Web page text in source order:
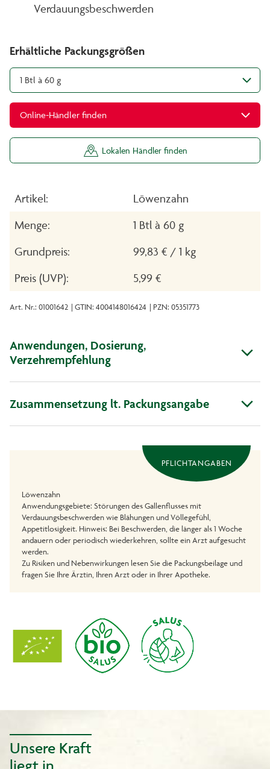
Verdauungsbeschwerden
Erhältliche Packungsgrößen
1 Btl à 60 g
Online-Händler finden
Lokalen Händler finden
Artikel:
Löwenzahn
Menge:
1 Btl à 60 g
Grundpreis:
99,83 € / 1 kg
Preis (UVP):
5,99 €
Art. Nr.: 01001642 | GTIN: 4004148016424 | PZN: 05351773
Anwendungen, Dosierung,
Verzehrempfehlung
Zusammensetzung lt. Packungsangabe
PFLICHTANGABEN
Löwenzahn
Anwendungsgebiete: Störungen des Gallenflusses mit
Verdauungsbeschwerden wie Blähungen und Völlegefühl,
Appetitlosigkeit. Hinweis: Bei Beschwerden, die länger als 1 Woche
andauern oder periodisch wiederkehren, sollte ein Arzt aufgesucht
werden.
Zu Risiken und Nebenwirkungen lesen Sie die Packungsbeilage und
fragen Sie Ihre Ärztin, Ihren Arzt oder in Ihrer Apotheke.
Unsere Kraft
liegt in